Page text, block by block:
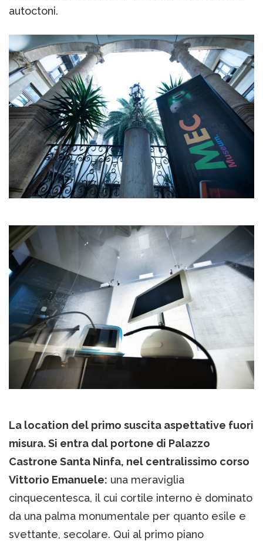
autoctoni.
La location del primo suscita aspettative fuori
misura. Si entra dal portone di Palazzo
Castrone Santa Ninfa, nel centralissimo corso
Vittorio Emanuele: una meraviglia
cinquecentesca, il cui cortile interno è dominato
da una palma monumentale per quanto esile e
svettante, secolare. Qui al primo piano